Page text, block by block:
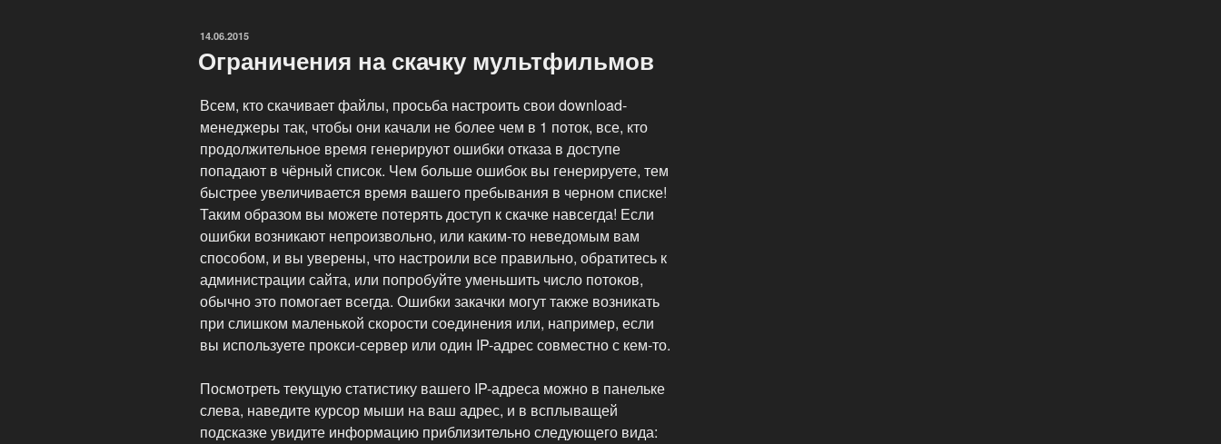
ОПУБЛИКОВАНО
14.06.2015
Ограничения на скачку мультфильмов
Всем, кто скачивает файлы, просьба настроить свои download-
менеджеры так, чтобы они качали не более чем в 1 поток, все, кто
продолжительное время генерируют ошибки отказа в доступе
попадают в чёрный список. Чем больше ошибок вы генерируете, тем
быстрее увеличивается время вашего пребывания в черном списке!
Таким образом вы можете потерять доступ к скачке навсегда! Если
ошибки возникают непроизвольно, или каким-то неведомым вам
способом, и вы уверены, что настроили все правильно, обратитесь к
администрации сайта, или попробуйте уменьшить число потоков,
обычно это помогает всегда. Ошибки закачки могут также возникать
при слишком маленькой скорости соединения или, например, если
вы используете прокси-сервер или один IP-адрес совместно с кем-то.
Посмотреть текущую статистику вашего IP-адреса можно в панельке
слева, наведите курсор мыши на ваш адрес, и в всплыващей
подсказке увидите информацию приблизительно следующего вида: